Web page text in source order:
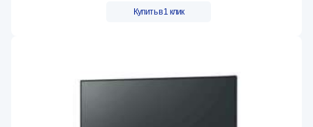
Купить в 1 клик